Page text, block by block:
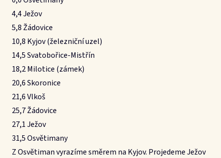
4,4 Ježov
5,8 Žádovice
10,8 Kyjov (železniční uzel)
14,5 Svatobořice-Mistřín
18,2 Milotice (zámek)
20,6 Skoronice
21,6 Vlkoš
25,7 Žádovice
27,1 Ježov
31,5 Osvětimany
Z Osvětiman vyrazíme směrem na Kyjov. Projedeme Ježov